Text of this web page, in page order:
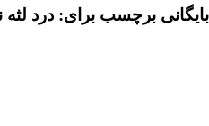
برچسب برای: درد لثه نوزاد